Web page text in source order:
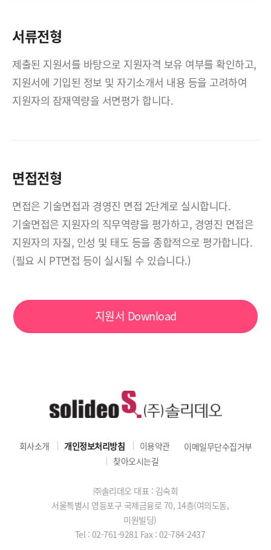
서류전형
제출된 지원서를 바탕으로 지원자격 보유 여부를 확인하고,
지원서에 기입된 정보 및 자기소개서 내용 등을 고려하여
지원자의 잠재역량을 서면평가 합니다.
면접전형
면접은 기술면접과 경영진 면접 2단계로 실시합니다.
기술면접은 지원자의 직무역량을 평가하고, 경영진 면접은
지원자의 자질, 인성 및 태도 등을 종합적으로 평가합니다.
(필요 시 PT면접 등이 실시될 수 있습니다.)
지원서 Download
회사소개 개인정보처리방침 이용약관
이메일무단수집거부
찾아오시는길
㈜솔리데오 대표 : 김숙희
서울특별시 영등포구 국제금융로 70, 14층(여의도동,
미원빌딩)
Tel : 02-761-9281 Fax : 02-784-2437